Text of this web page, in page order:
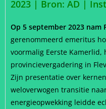
2023 | Bron: AD |
Op 5 september 2023 nam
gerenommeerd emeritus
voormalig Eerste Kamerlid,
provincievergadering in
Zijn presentatie over
weloverwogen transitie
energieopwekking leidde